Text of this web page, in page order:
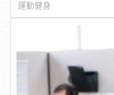
運動健身